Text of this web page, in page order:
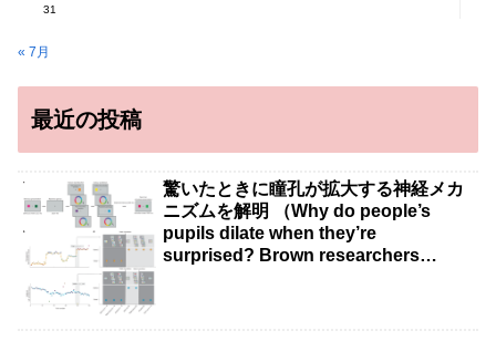
31
« 7月
最近の投稿
驚いたときに瞳孔が拡大する神経メカ
ニズムを解明 （Why do people’s
pupils dilate when they’re
surprised? Brown researchers